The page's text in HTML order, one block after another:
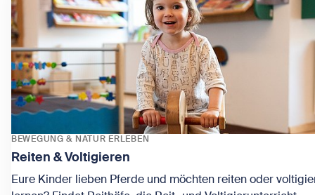
Reiten & Voltigieren
BEWEGUNG & NATUR ERLEBEN
Eure Kinder lieben Pferde und möchten reiten oder